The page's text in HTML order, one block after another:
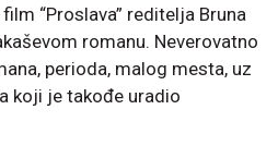
“Proslava” reditelja Bruna
romanu. Neverovatno
perioda, malog mesta, uz
koji je takođe uradio